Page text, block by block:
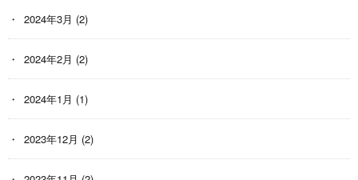
2024年3月 (2)
2024年2月 (2)
2024年1月 (1)
2023年12月 (2)